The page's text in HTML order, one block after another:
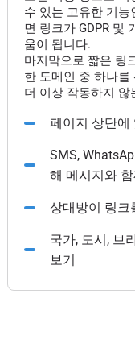
수 있는 고유한 기
면 링크가 GDPR 및
움이 됩니다.
마지막으로 짧은 링
한 도메인 중 하나를
더 이상 작동하지
페이지 상단에
SMS,
해 메시지와
상대방이 링크
국가, 도시, 브
보기